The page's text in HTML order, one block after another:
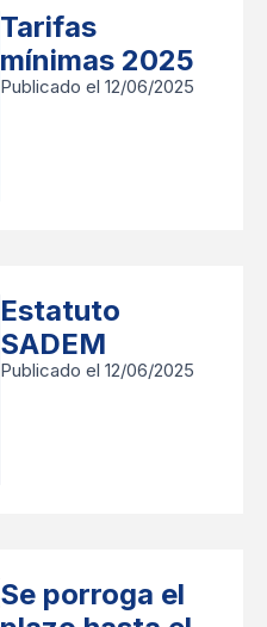
Tarifas
mínimas 2025
Publicado el 12/06/2025
Estatuto
SADEM
Publicado el 12/06/2025
Se porroga el